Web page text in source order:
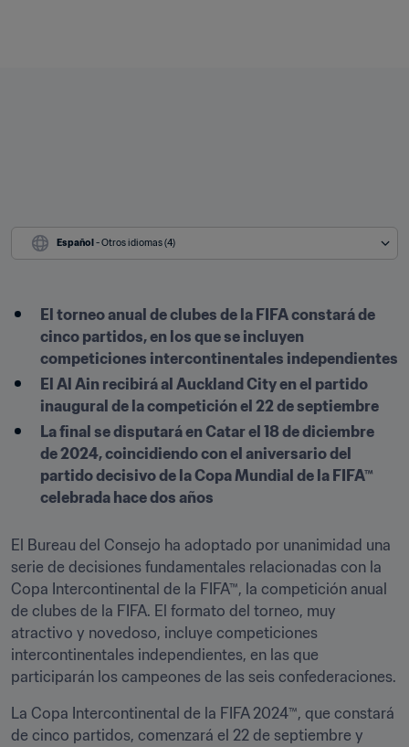
Español - Otros idiomas (4)
El torneo anual de clubes de la FIFA constará de
cinco partidos, en los que se incluyen
competiciones intercontinentales independientes
El Al Ain recibirá al Auckland City en el partido
inaugural de la competición el 22 de septiembre
La final se disputará en Catar el 18 de diciembre
de 2024, coincidiendo con el aniversario del
partido decisivo de la Copa Mundial de la FIFA™
celebrada hace dos años
El Bureau del Consejo ha adoptado por unanimidad una
serie de decisiones fundamentales relacionadas con la
Copa Intercontinental de la FIFA™, la competición anual
de clubes de la FIFA. El formato del torneo, muy
atractivo y novedoso, incluye competiciones
intercontinentales independientes, en las que
participarán los campeones de las seis confederaciones.
La Copa Intercontinental de la FIFA 2024™, que constará
de cinco partidos, comenzará el 22 de septiembre y